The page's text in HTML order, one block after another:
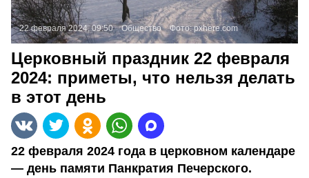
22 февраля 2024, 09:50 Общество Фото:pxhere.com
Церковный праздник 22 февраля
2024: приметы, что нельзя делать
в этот день
22 февраля 2024 года в церковном календаре
— день памяти Панкратия Печерского.